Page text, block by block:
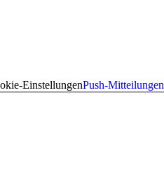
EinstellungenPush-Mitteilungen